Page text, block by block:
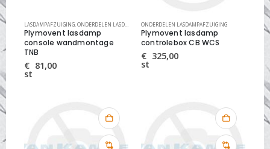
LASDAMPAFZUIGING ONDERDELEN LASDAMPAFZUIGING
Plymovent lasdamp
console wandmontage
TNB
€ 81,00
st
ONDERDELEN LASDAMPAFZUIGING
Plymovent lasdamp
controlebox CB WCS
€ 325,00
st